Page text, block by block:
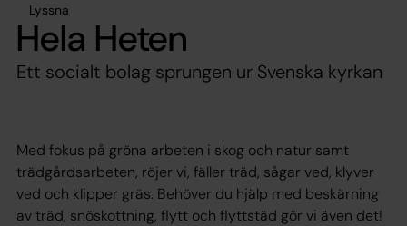
Lyssna
Hela Heten
Ett socialt bolag sprungen ur Svenska kyrkan
Med fokus på gröna arbeten i skog och natur samt
trädgårdsarbeten, röjer vi, fäller träd, sågar ved, klyver
ved och klipper gräs. Behöver du hjälp med beskärning
av träd, snöskottning, flytt och flyttstäd gör vi även det!